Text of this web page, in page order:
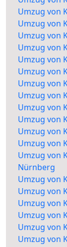
Umzug von
Umzug von
Umzug von
Umzug von
Umzug von
Umzug von
Umzug von
Umzug von
Umzug von
Umzug von
Umzug von
Umzug von
Umzug von
Nürnberg
Umzug von
Umzug von
Umzug von
Umzug von
Umzug von
Umzug von